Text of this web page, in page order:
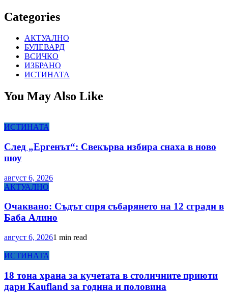
Categories
АКТУАЛНО
БУЛЕВАРД
ВСИЧКО
ИЗБРАНО
ИСТИНАТА
You May Also Like
ИСТИНАТА
След „Ергенът“: Свекърва избира снаха в ново
шоу
август 6, 2026
АКТУАЛНО
Очаквано: Съдът спря събарянето на 12 сгради в
Баба Алино
август 6, 20261 min read
ИСТИНАТА
18 тона храна за кучетата в столичните приюти
дари Kaufland за година и половина